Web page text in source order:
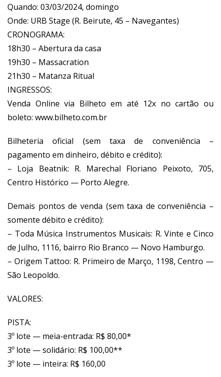
Quando: 03/03/2024, domingo
Onde: URB Stage (R. Beirute, 45 – Navegantes)
CRONOGRAMA:
18h30 – Abertura da casa
19h30 – Massacration
21h30 – Matanza Ritual
INGRESSOS:
Venda Online via Bilheto em até 12x no cartão ou
boleto: www.bilheto.com.br
Bilheteria oficial (sem taxa de conveniência –
pagamento em dinheiro, débito e crédito):
– Loja Beatnik: R. Marechal Floriano Peixoto, 705,
Centro Histórico — Porto Alegre.
Demais pontos de venda (sem taxa de conveniência –
somente débito e crédito):
– Toda Música Instrumentos Musicais: R. Vinte e Cinco
de Julho, 1116, bairro Rio Branco — Novo Hamburgo.
– Origem Tattoo: R. Primeiro de Março, 1198, Centro —
São Leopoldo.
VALORES:
PISTA:
3º lote — meia-entrada: R$ 80,00*
3º lote — solidário: R$ 100,00**
3º lote — inteira: R$ 160,00